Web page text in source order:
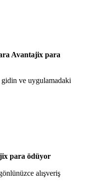
Avantajix para
gidin ve uygulamadaki
para ödüyor
alışveriş